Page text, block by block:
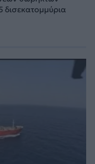
δισεκατομμύρια